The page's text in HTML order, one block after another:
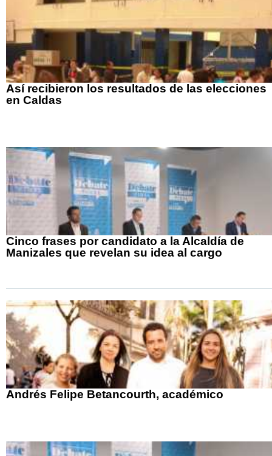
Así recibieron los resultados de las elecciones
en Caldas
Cinco frases por candidato a la Alcaldía de
Manizales que revelan su idea al cargo
Andrés Felipe Betancourth, académico